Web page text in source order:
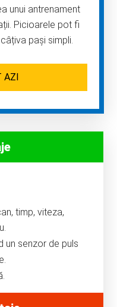
unui antrenament
Picioarele pot fi
pași simpli.
AZI
timp, viteza,
un senzor de puls